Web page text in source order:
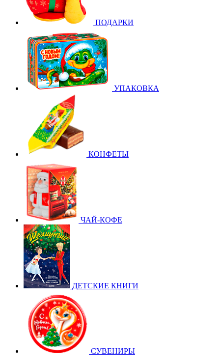
ПОДАРКИ
УПАКОВКА
КОНФЕТЫ
ЧАЙ-КОФЕ
ДЕТСКИЕ КНИГИ
СУВЕНИРЫ